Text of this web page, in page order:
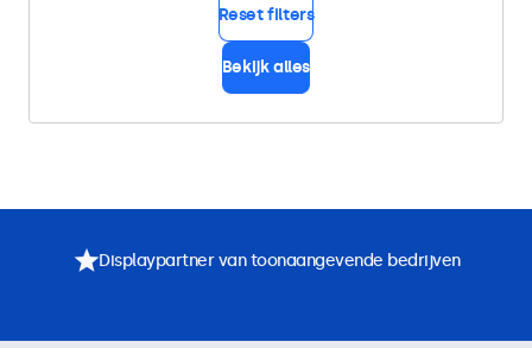
Reset filters
Bekijk alles
Displaypartner van toonaangevende bedrijven